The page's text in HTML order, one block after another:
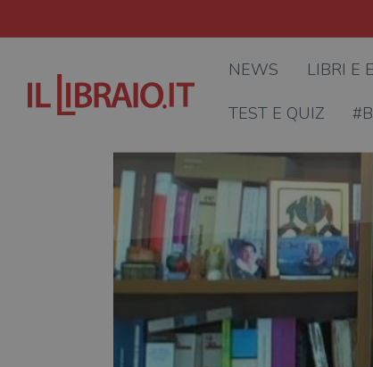
NEWS LIBRI E
TEST E QUIZ